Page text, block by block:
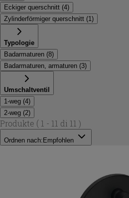
Eckiger querschnitt (4)
Zylinderförmiger querschnitt (1 )
Typologie
Badarmaturen (8)
Badarmaturen, armaturen (3)
Umschaltventil
1-weg (4)
2-weg (2)
Produkte ( 1 - 11 di 11 )
Ordnen nach: Empfohlen